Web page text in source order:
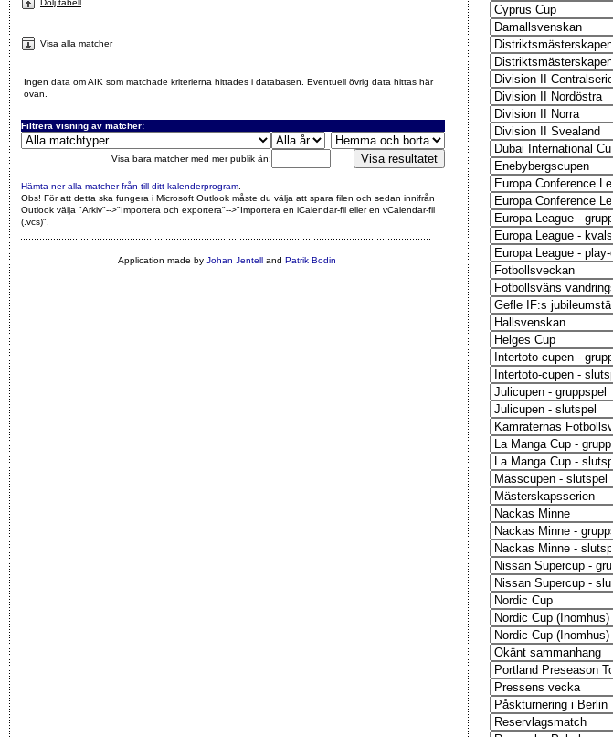
Dölj tabell
Visa alla matcher
Ingen data om AIK som matchade kriterierna hittades i databasen. Eventuell övrig data hittas här
ovan.
Filtrera visning av matcher:
Visa bara matcher med mer publik än:
Hämta ner alla matcher från till ditt kalenderprogram
Obs! För att detta ska fungera i Microsoft Outlook måste du välja att spara filen och sedan innifrån
Outlook välja "Arkiv"-->"Importera och exportera"-->"Importera en iCalendar-fil eller en vCalendar-fil
(.vcs)"
Application made by Johan Jentelland Patrik Bodin